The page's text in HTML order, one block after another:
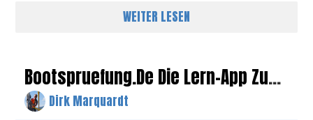
umgesehen hat, wird kaum an d
WEITER LESEN
Bootspruefung.de Die Lern-App Zum
Sportbootführerschein
Dirk Marquardt